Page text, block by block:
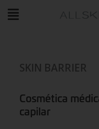
SKIN BARRIER
Cosmética
capilar